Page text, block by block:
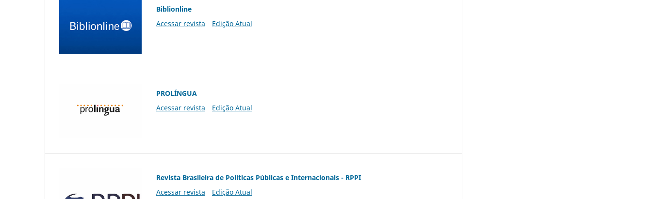
Biblionline
Acessar revista
Edição Atual
PROLÍNGUA
Acessar revista
Edição Atual
Revista Brasileira de Políticas Públicas e Internacionais - RPPI
Acessar revista
Edição Atual